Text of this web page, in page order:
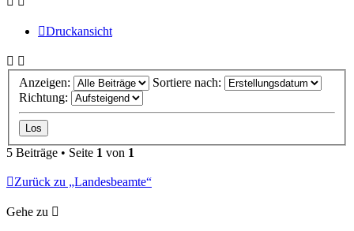
Druckansicht
Anzeigen:
Sortiere nach:
Richtung:
5 Beiträge • Seite 1 von 1
Zurück zu „Landesbeamte“
Gehe zu